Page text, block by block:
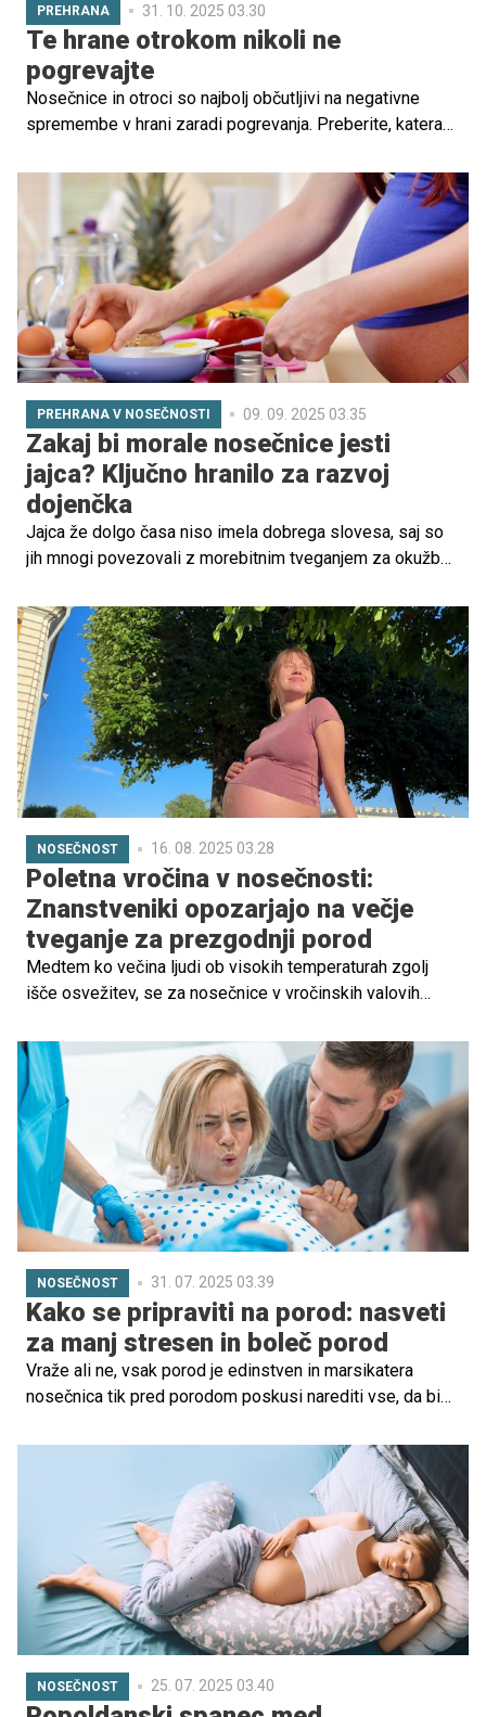
PREHRANA 31. 10. 2025 03.30
Te hrane otrokom nikoli ne
pogrevajte
Nosečnice in otroci so najbolj občutljivi na negativne
spremembe v hrani zaradi pogrevanja. Preberite, katera
PREHRANA V NOSEČNOSTI 09. 09. 2025 03.35
Zakaj bi morale nosečnice jesti
jajca? Ključno hranilo za razvoj
dojenčka
Jajca že dolgo časa niso imela dobrega slovesa, saj so
jih mnogi povezovali z morebitnim tveganjem za okužbo
je njihova vloga v prehrani povsem na novo prepoznala,
predvsem zaradi vsebnosti pomembnih hranil, kot je
kolin. Evropska agencija za varnost hrane (EFSA) je
izpostavila, da so jajca eden glavnih naravnih virov kolina,
ki je ključnega pomena za razvoj ploda.
NOSEČNOST 16. 08. 2025 03.28
Poletna vročina v nosečnosti:
Znanstveniki opozarjajo na večje
tveganje za prezgodnji porod
Medtem ko večina ljudi ob visokih temperaturah zgolj
išče osvežitev, se za nosečnice v vročinskih valovih
prezgodnji porod. Čeprav se na prvi pogled zdi, da nekaj
dodatnih stopinj ni bistvena težava, znanost pravi
drugače.
NOSEČNOST 31. 07. 2025 03.39
Kako se pripraviti na porod: nasveti
za manj stresen in boleč porod
Vraže ali ne, vsak porod je edinstven in marsikatera
nosečnica tik pred porodom poskusi narediti vse, da bi
Predstavljamo vam nekaj idej, kako se lahko same
NOSEČNOST 25. 07. 2025 03.40